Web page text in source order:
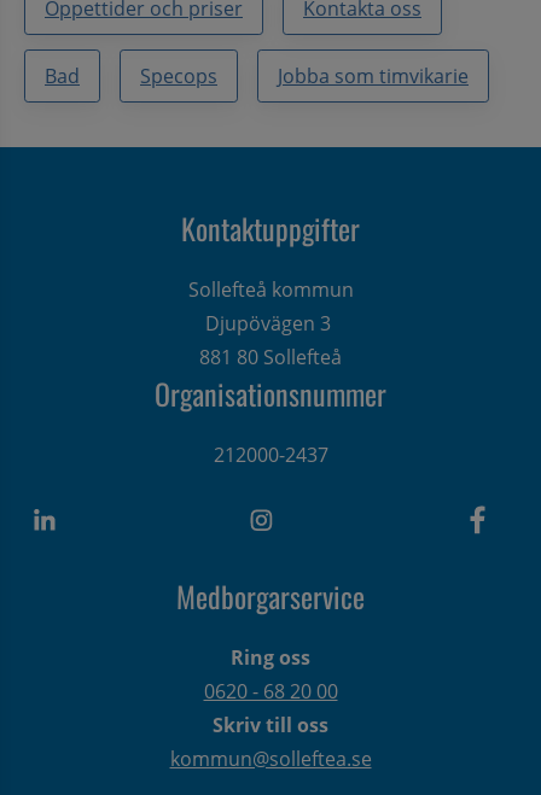
Öppettider och priser Kontakta oss
Bad Specops Jobba som timvikarie
Kontaktuppgifter
Sollefteå kommun
Djupövägen 3
881 80 Sollefteå
Organisationsnummer
212000-2437
Medborgarservice
Ring oss
0620 - 68 20 00
Skriv till oss
kommun@solleftea.se